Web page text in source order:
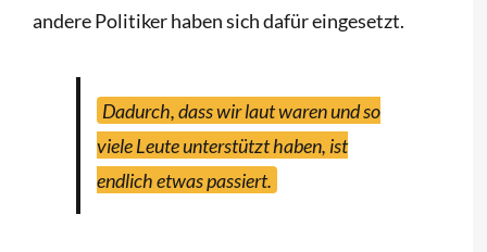
andere Politiker haben sich dafür eingesetzt.
Dadurch, dass wir laut waren und so
viele Leute unterstützt haben, ist
endlich etwas passiert.